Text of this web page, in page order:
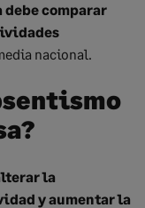
debe comparar
nacional.
la
y aumentar la